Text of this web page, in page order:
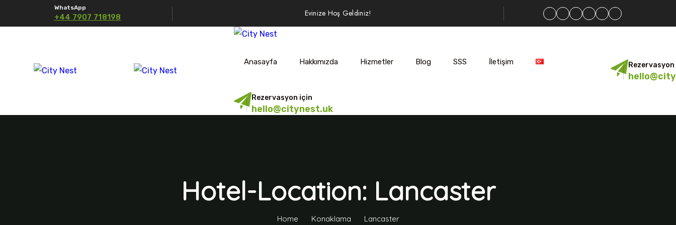
WhatsApp
+44 7907 718198 Evinize Hoş Geldiniz!
Anasayfa Hakkımızda Hizmetler Blog SSS İletişim
Rezervasyon için
hello@citynest.uk
Hotel-Location: Lancaster
Home Konaklama Lancaster